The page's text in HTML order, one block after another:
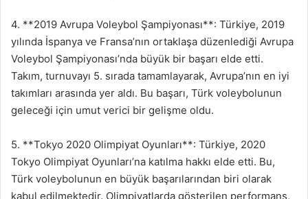
4. **2019 Avrupa Voleybol Şampiyonası**: Türkiye, 2019
yılında İspanya ve Fransa’nın ortaklaşa düzenlediği Avrupa
Voleybol Şampiyonası’nda büyük bir başarı elde etti.
Takım, turnuvayı 5. sırada tamamlayarak, Avrupa’nın en iyi
takımları arasında yer aldı. Bu başarı, Türk voleybolunun
geleceği için umut verici bir gelişme oldu.
5. **Tokyo 2020 Olimpiyat Oyunları**: Türkiye, 2020
Tokyo Olimpiyat Oyunları’na katılma hakkı elde etti. Bu,
Türk voleybolunun en büyük başarılarından biri olarak
kabul edilmektedir. Olimpiyatlarda gösterilen performans,